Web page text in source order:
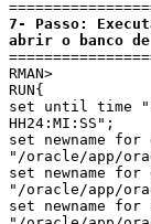
7- Passo:
abrir o banco
RMAN>
RUN{
set until time
HH24:MI:SS";
set newname
"/oracle/app/
set newname
"/oracle/app/
set newname